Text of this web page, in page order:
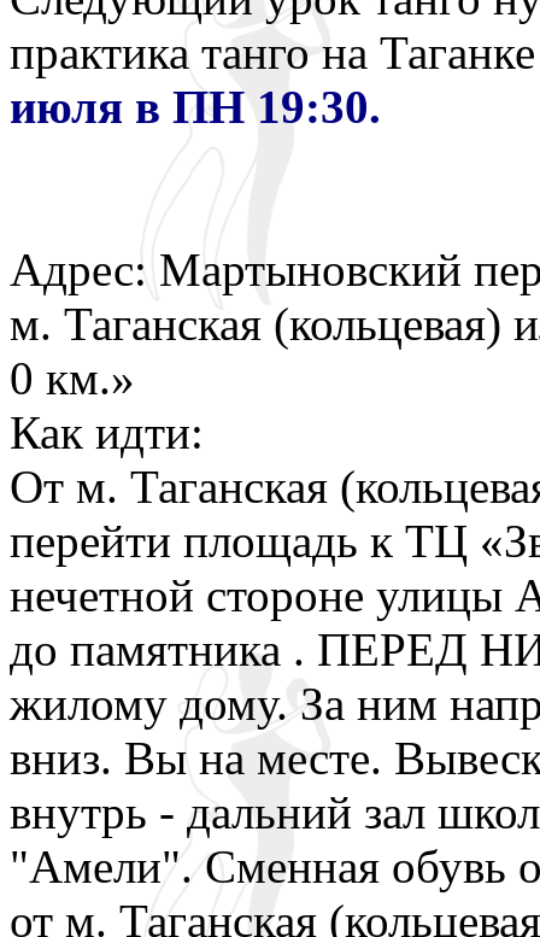
практика танго на
июля в ПН 19:30.
Адрес: Мартыновский
м. Таганская
0 км.»
Как идти:
От м. Таганская
перейти площадь к ТЦ
нечетной стороне улицы
до памятника . ПЕРЕД
жилому дому. За ним
вниз. Вы на месте.
внутрь - дальний зал
"Амели". Сменная обувь
от м. Таганская